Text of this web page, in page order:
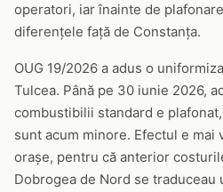
operatori, iar înainte de
diferențele față de Constanța.
OUG 19/2026 a adus o
Tulcea. Până pe 30 iunie 2026,
combustibilii standard e
sunt acum minore. Efectul e mai
orașe, pentru că anterior
Dobrogea de Nord se